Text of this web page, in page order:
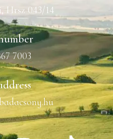
Hrsz 043/14
7003